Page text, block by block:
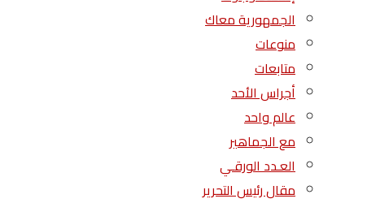
الجمهورية معاك
منوعات
متابعات
أجراس الأحد
عالم واحد
مع الجماهير
العـدد الورقـي
مقال رئيس التحرير